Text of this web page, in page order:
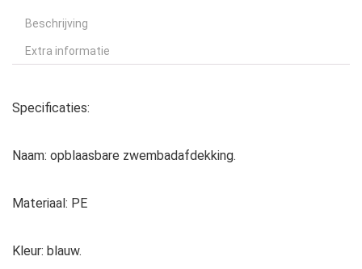
Beschrijving
Extra informatie
Specificaties:
Naam: opblaasbare zwembadafdekking.
Materiaal: PE
Kleur: blauw.